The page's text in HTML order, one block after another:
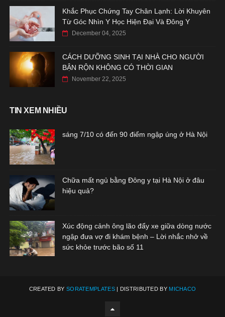
Khắc Phục Chứng Tay Chân Lạnh: Lời Khuyên
Từ Góc Nhìn Y Học Hiện Đại Và Đông Y
December 04, 2025
CÁCH DƯỠNG SINH TẠI NHÀ CHO NGƯỜI
BẬN RỘN KHÔNG CÓ THỜI GIAN
November 22, 2025
TIN XEM NHIỀU
sáng 7/10 có đến 90 điểm ngập úng ở Hà Nội
Chữa mất ngủ bằng Đông y tại Hà Nội ở đâu
hiệu quả?
Xúc động cảnh ông lão đẩy xe giữa dòng nước
ngập đưa vợ đi khám bệnh – Lời nhắc nhở về
sức khỏe trước bão số 11
CREATED BY SORATEMPLATES| DISTRIBUTED BY MICHACO